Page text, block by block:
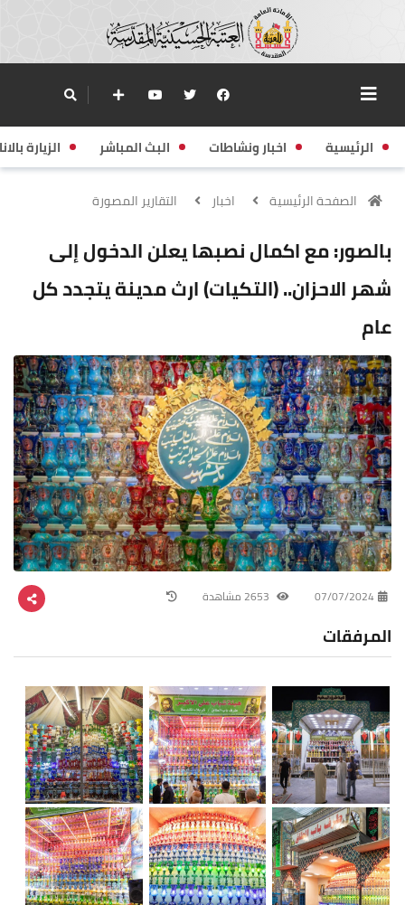
الرئيسية اخبار ونشاطات البث المباشر الزيارة
الصفحة الرئيسية اخبار التقارير المصورة
بالصور: مع اكمال نصبها يعلن الدخول إلى
شهر الاحزان.. (التكيات) ارث مدينة يتجدد كل
عام
07/07/2024
المرفقات